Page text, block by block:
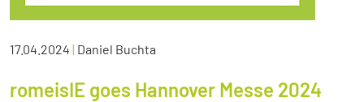
17.04.2024 | Daniel Buchta
romeisIE goes Hannover Messe 2024